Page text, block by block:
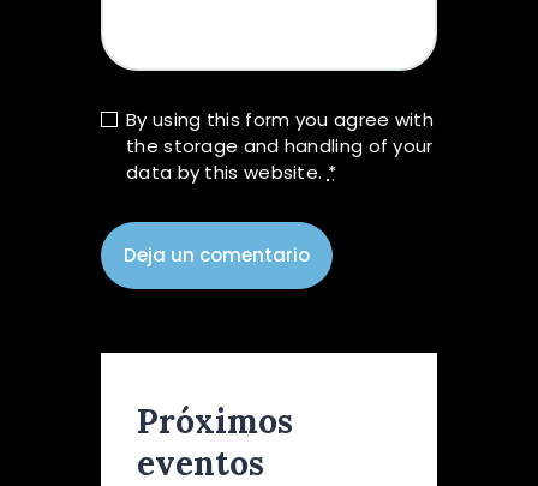
By using this form you agree with
the storage and handling of your
data by this website.*
Próximos
eventos